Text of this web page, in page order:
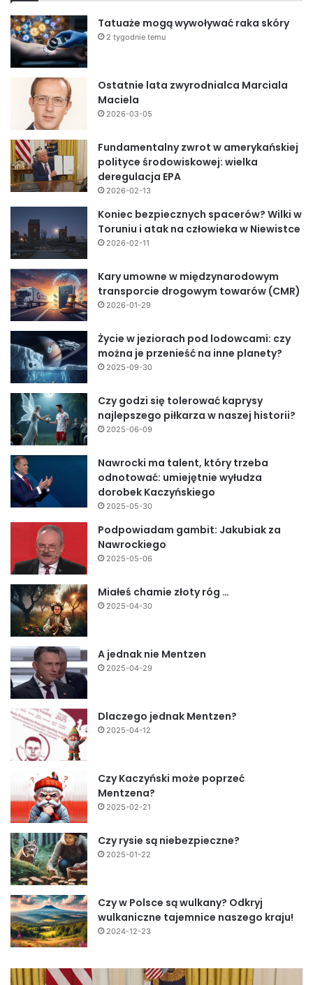
Tatuaże mogą wywoływać raka skóry
2 tygodnie temu
Ostatnie lata zwyrodnialca Marciala
Maciela
2026-03-05
Fundamentalny zwrot w amerykańskiej
polityce środowiskowej: wielka
deregulacja EPA
2026-02-13
Koniec bezpiecznych spacerów? Wilki w
Toruniu i atak na człowieka w Niewistce
2026-02-11
Kary umowne w międzynarodowym
transporcie drogowym towarów (CMR)
2026-01-29
Życie w jeziorach pod lodowcami: czy
można je przenieść na inne planety?
2025-09-30
Czy godzi się tolerować kaprysy
najlepszego piłkarza w naszej historii?
2025-06-09
Nawrocki ma talent, który trzeba
odnotować: umiejętnie wyłudza
dorobek Kaczyńskiego
2025-05-30
Podpowiadam gambit: Jakubiak za
Nawrockiego
2025-05-06
Miałeś chamie złoty róg …
2025-04-30
A jednak nie Mentzen
2025-04-29
Dlaczego jednak Mentzen?
2025-04-12
Czy Kaczyński może poprzeć
Mentzena?
2025-02-21
Czy rysie są niebezpieczne?
2025-01-22
Czy w Polsce są wulkany? Odkryj
wulkaniczne tajemnice naszego kraju!
2024-12-23
Fundamentalny